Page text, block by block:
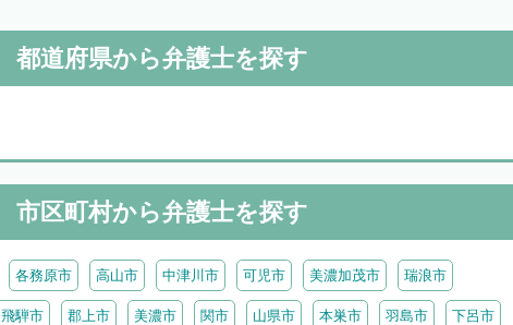
都道府県から弁護士を探す
市区町村から弁護士を探す
各務原市 高山市 中津川市 可児市 美濃加茂市 瑞浪市
飛騨市 郡上市 美濃市 関市 山県市 本巣市 羽島市 下呂市